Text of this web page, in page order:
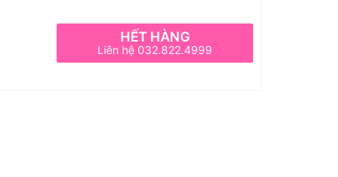
HẾT HÀNG
Liên hệ 032.822.4999